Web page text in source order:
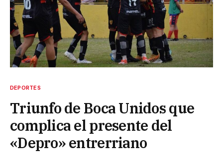
DEPORTES
Triunfo de Boca Unidos que
complica el presente del
«Depro» entrerriano